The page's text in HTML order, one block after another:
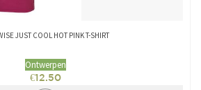
JUST COOL HOT PINK T-SHIRT
Ontwerpen
€12.50